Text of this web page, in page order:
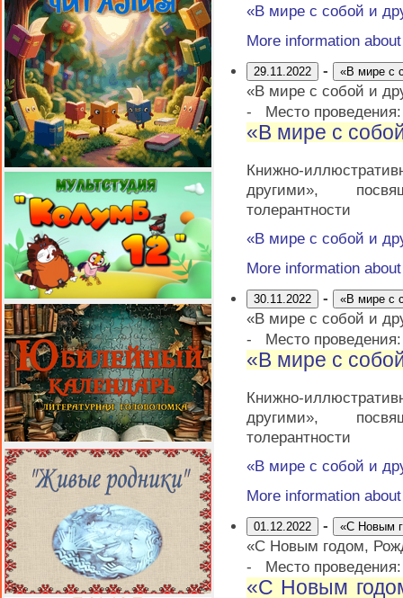
«В мире с собой и
More information
29.11.2022 - «В мире с
«В мире с собой и
-
Место
«В мире с
Книжно-
другими»,
толерантности
«В мире с собой и
More information
30.11.2022 - «В мире с
«В мире с собой и
-
Место
«В мире с
Книжно-
другими»,
толерантности
«В мире с собой и
More information
01.12.2022 - «С Новым
«С Новым годом,
-
Место
«С Новым